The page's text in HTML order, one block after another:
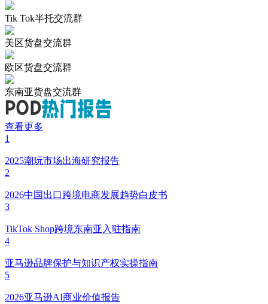
Tik Tok半托交流群
美区货盘交流群
欧区货盘交流群
东南亚货盘交流群
查看更多
1
2025潮玩市场出海研究报告
2
2026中国出口跨境电商发展趋势白皮书
3
TikTok Shop跨境东南亚入驻指南
4
亚马逊品牌保护与知识产权实操指南
5
2026亚马逊AI商业价值报告